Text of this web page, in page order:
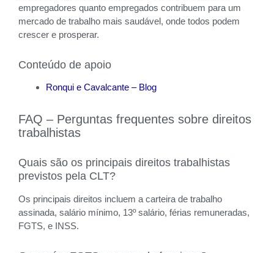
empregadores quanto empregados contribuem para um
mercado de trabalho mais saudável, onde todos podem
crescer e prosperar.
Conteúdo de apoio
Ronqui e Cavalcante – Blog
FAQ – Perguntas frequentes sobre direitos
trabalhistas
Quais são os principais direitos trabalhistas
previstos pela CLT?
Os principais direitos incluem a carteira de trabalho
assinada, salário mínimo, 13º salário, férias remuneradas,
FGTS, e INSS.